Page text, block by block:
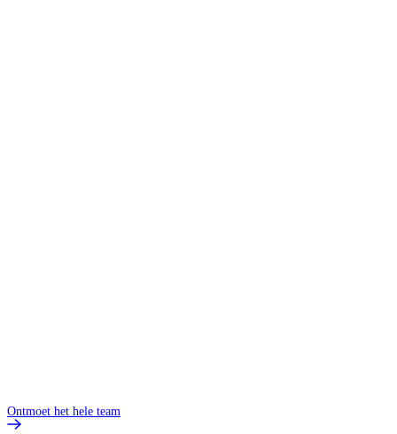
Ontmoet het hele team